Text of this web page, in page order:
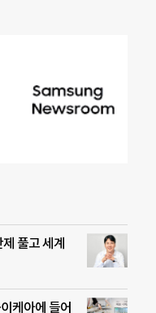
풀고 세계
케아에 들어